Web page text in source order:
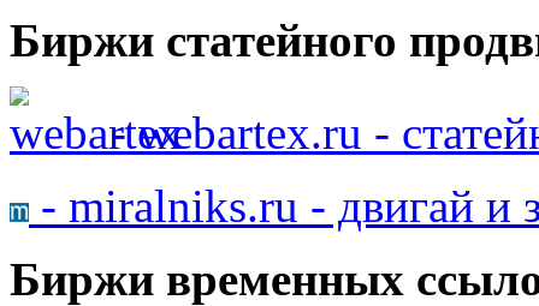
Биржи статейного
- webartex.ru -
- miralniks.ru - двигай и
Биржи временных